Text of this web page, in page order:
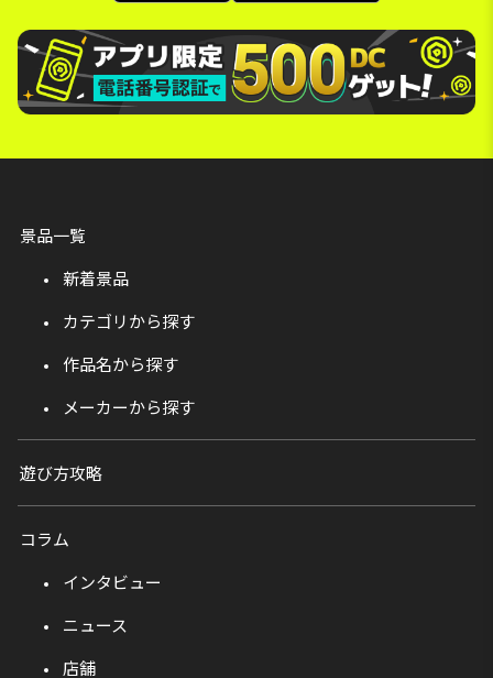
景品一覧
新着景品
カテゴリから探す
作品名から探す
メーカーから探す
遊び方攻略
コラム
インタビュー
ニュース
店舗